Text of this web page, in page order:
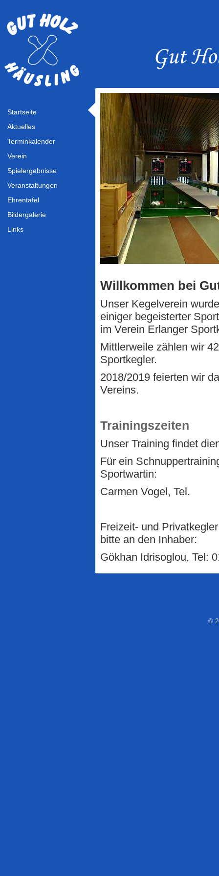
Startseite
Aktuelles
Terminkalender
Verein
Spielergebnisse
Veranstaltungen
Ehrentafel
Bildergalerie
Links
Willkommen bei
Unser Kegelverein
einiger begeisterter
im Verein Erlanger
Mittlerweile zählen wir
Sportkegler.
2018/2019 feierten wir
Vereins.
Trainingszeiten
Unser Training findet
Für ein
Sportwartin:
Carmen Vogel, Tel.
Freizeit- und
bitte an den Inhaber:
Gökhan Idrisoglou, Tel:
©